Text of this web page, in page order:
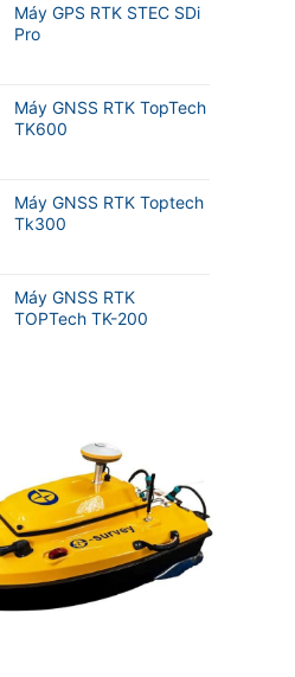
Máy GPS RTK STEC SDi
Pro
Máy GNSS RTK TopTech
TK600
Máy GNSS RTK Toptech
Tk300
Máy GNSS RTK
TOPTech TK-200